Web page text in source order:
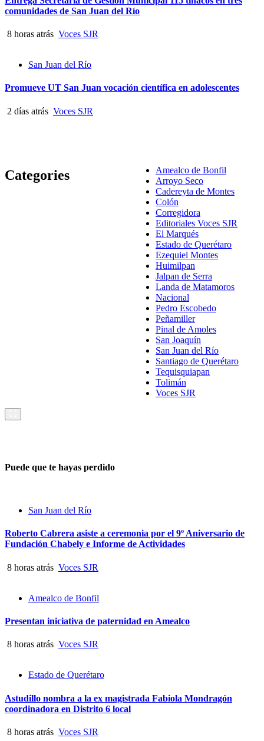
comunidades de San Juan del Río
8 horas atrás Voces SJR
San Juan del Río
Promueve UT San Juan vocación científica en adolescentes
2 días atrás Voces SJR
Categories
Amealco de Bonfil
Arroyo Seco
Cadereyta de Montes
Colón
Corregidora
Editoriales Voces SJR
El Marqués
Estado de Querétaro
Ezequiel Montes
Huimilpan
Jalpan de Serra
Landa de Matamoros
Nacional
Pedro Escobedo
Peñamiller
Pinal de Amoles
San Joaquín
San Juan del Río
Santiago de Querétaro
Tequisquiapan
Tolimán
Voces SJR
Puede que te hayas perdido
San Juan del Río
Roberto Cabrera asiste a ceremonia por el 9º Aniversario de
Fundación Chabely e Informe de Actividades
8 horas atrás Voces SJR
Amealco de Bonfil
Presentan iniciativa de paternidad en Amealco
8 horas atrás Voces SJR
Estado de Querétaro
Astudillo nombra a la ex magistrada Fabiola Mondragón
coordinadora en Distrito 6 local
8 horas atrás Voces SJR